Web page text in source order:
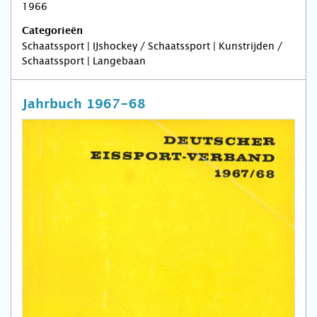
1966
Categorieën
Schaatssport | IJshockey / Schaatssport | Kunstrijden /
Schaatssport | Langebaan
Jahrbuch 1967-68